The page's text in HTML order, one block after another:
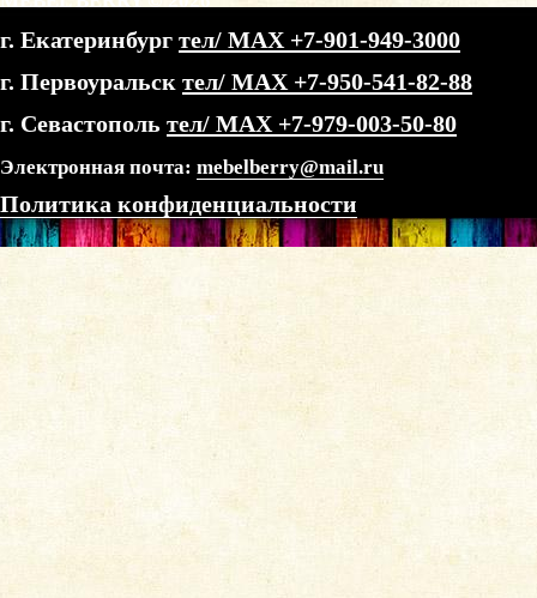
г. Екатеринбург тел/ МАХ +7-901-949-3000
г. Первоуральск тел/ МАХ +7-950-541-82-88
г. Севастополь тел/ МАХ +7-979-003-50-80
Электронная почта: mebelberry@mail.ru
Политика конфиденциальности